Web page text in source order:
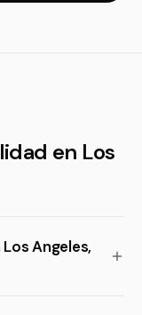
en Los
Angeles,